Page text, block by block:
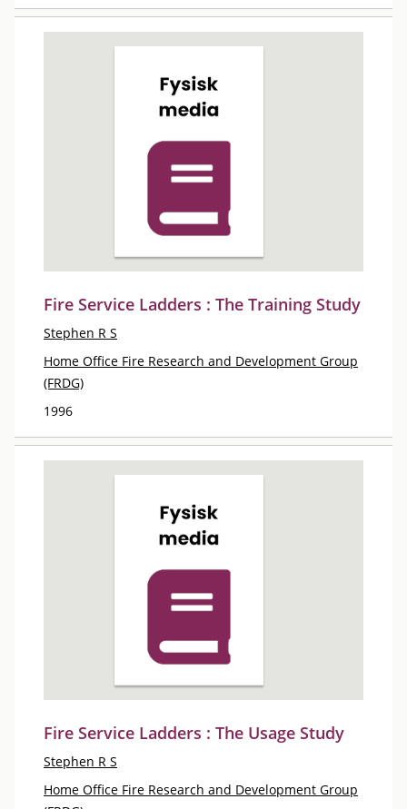
Fire Service Ladders : The Training Study
Stephen R S
Home Office Fire Research and Development Group
(FRDG)
1996
Fire Service Ladders : The Usage Study
Stephen R S
Home Office Fire Research and Development Group